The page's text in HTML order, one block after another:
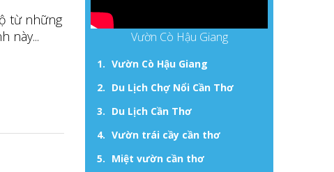
từ những
này...
Vườn Cò Hậu Giang
Vườn Cò Hậu Giang
Du Lịch Chợ Nổi Cần Thơ
Du Lịch Cần Thơ
Vườn trái cầy cần thơ
Miệt vườn cần thơ